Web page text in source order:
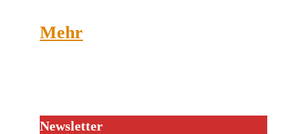
Mehr
Newsletter